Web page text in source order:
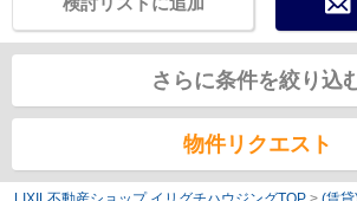
さらに条件を絞り込
物件リクエスト